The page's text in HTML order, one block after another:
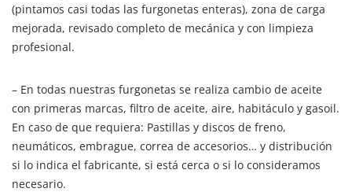
(pintamos casi todas las furgonetas enteras), zona de carga
mejorada, revisado completo de mecánica y con limpieza
profesional.
– En todas nuestras furgonetas se realiza cambio de aceite
con primeras marcas, filtro de aceite, aire, habitáculo y gasoil.
En caso de que requiera: Pastillas y discos de freno,
neumáticos, embrague, correa de accesorios… y distribución
si lo indica el fabricante, si está cerca o si lo consideramos
necesario.